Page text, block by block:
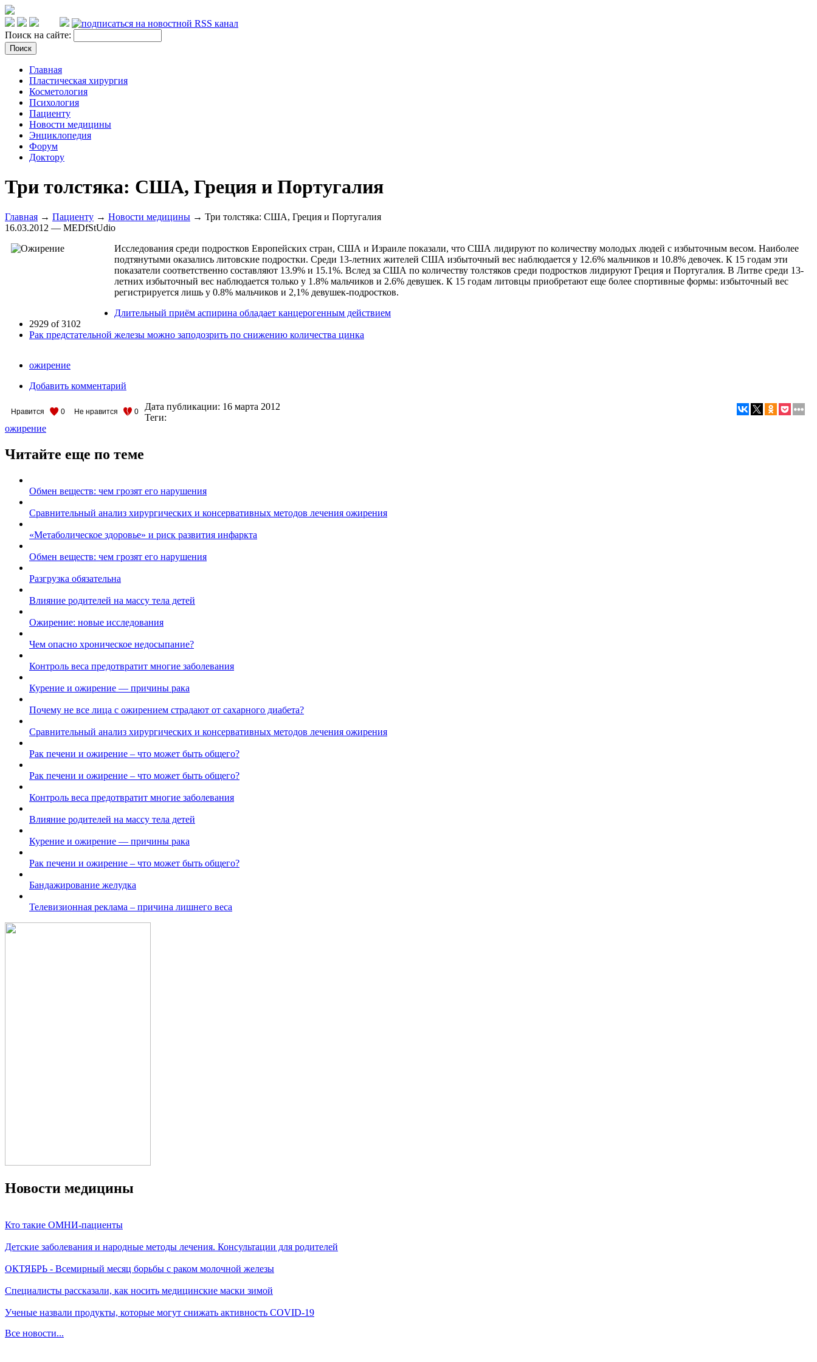
Поиск на сайте:
Главная
Пластическая хирургия
Косметология
Психология
Пациенту
Новости медицины
Энциклопедия
Форум
Доктору
Три толстяка: США, Греция и Португалия
Главная → Пациенту → Новости медицины → Три толстяка: США, Греция и Португалия
16.03.2012 — MEDfStUdio
Исследования среди подростков Европейских стран, США и Израиле показали, что США лидируют по количеству молодых людей с избыточным весом. Наиболее
подтянутыми оказались литовские подростки. Среди 13-летних жителей США избыточный вес наблюдается у 12.6% мальчиков и 10.8% девочек. К 15 годам эти
показатели соответственно составляют 13.9% и 15.1%. Вслед за США по количеству толстяков среди подростков лидируют Греция и Португалия. В Литве среди 13-
летних избыточный вес наблюдается только у 1.8% мальчиков и 2.6% девушек. К 15 годам литовцы приобретают еще более спортивные формы: избыточный вес
регистрируется лишь у 0.8% мальчиков и 2,1% девушек-подростков.
Длительный приём аспирина обладает канцерогенным действием
2929 of 3102
Рак предстательной железы можно заподозрить по снижению количества цинка
ожирение
Добавить комментарий
Нравится 0 Не нравится 0 Дата публикации: 16 марта 2012
Теги:
ожирение
Читайте еще по теме
Обмен веществ: чем грозят его нарушения
Сравнительный анализ хирургических и консервативных методов лечения ожирения
«Метаболическое здоровье» и риск развития инфаркта
Обмен веществ: чем грозят его нарушения
Разгрузка обязательна
Влияние родителей на массу тела детей
Ожирение: новые исследования
Чем опасно хроническое недосыпание?
Контроль веса предотвратит многие заболевания
Курение и ожирение — причины рака
Почему не все лица с ожирением страдают от сахарного диабета?
Сравнительный анализ хирургических и консервативных методов лечения ожирения
Рак печени и ожирение – что может быть общего?
Рак печени и ожирение – что может быть общего?
Контроль веса предотвратит многие заболевания
Влияние родителей на массу тела детей
Курение и ожирение — причины рака
Рак печени и ожирение – что может быть общего?
Бандажирование желудка
Телевизионная реклама – причина лишнего веса
Новости медицины
Кто такие ОМНИ-пациенты
Детские заболевания и народные методы лечения. Консультации для родителей
ОКТЯБРЬ - Всемирный месяц борьбы с раком молочной железы
Специалисты рассказали, как носить медицинские маски зимой
Ученые назвали продукты, которые могут снижать активность COVID-19
Все новости...